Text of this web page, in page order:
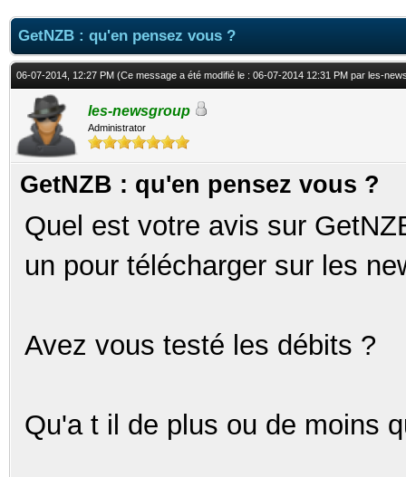
GetNZB : qu'en pensez vous ?
06-07-2014, 12:27 PM (Ce message a été modifié le : 06-07-2014 12:31 PM par les-
les-newsgroup
Administrator
GetNZB : qu'en pensez vous ?
Quel est votre avis sur
un pour télécharger sur les
Avez vous testé les débits ?
Qu'a t il de plus ou de moins